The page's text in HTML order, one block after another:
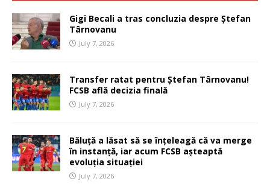
Gigi Becali a tras concluzia despre Ștefan
Târnovanu
July 7, 2026
Transfer ratat pentru Ștefan Târnovanu!
FCSB află decizia finală
July 7, 2026
Băluță a lăsat să se înțeleagă că va merge
în instanță, iar acum FCSB așteaptă
evoluția situației
July 7, 2026